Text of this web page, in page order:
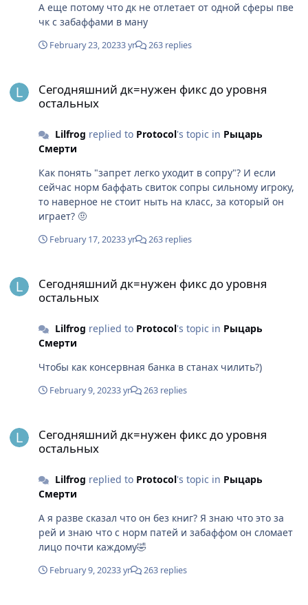
А еще потому что дк не отлетает от одной сферы пве
чк с забаффами в ману
February 23, 20233 yr 263 replies
Сегодняшний дк=нужен фикс до уровня
остальных
Lilfrog replied to Protocol's topic in Рыцарь
Смерти
Как понять "запрет легко уходит в сопру"? И если
сейчас норм баффать свиток сопры сильному игроку,
то наверное не стоит ныть на класс, за который он
играет? 🤨
February 17, 20233 yr 263 replies
Сегодняшний дк=нужен фикс до уровня
остальных
Lilfrog replied to Protocol's topic in Рыцарь
Смерти
Чтобы как консервная банка в станах чилить?)
February 9, 20233 yr 263 replies
Сегодняшний дк=нужен фикс до уровня
остальных
Lilfrog replied to Protocol's topic in Рыцарь
Смерти
А я разве сказал что он без книг? Я знаю что это за
рей и знаю что с норм патей и забаффом он сломает
лицо почти каждому🤣
February 9, 20233 yr 263 replies